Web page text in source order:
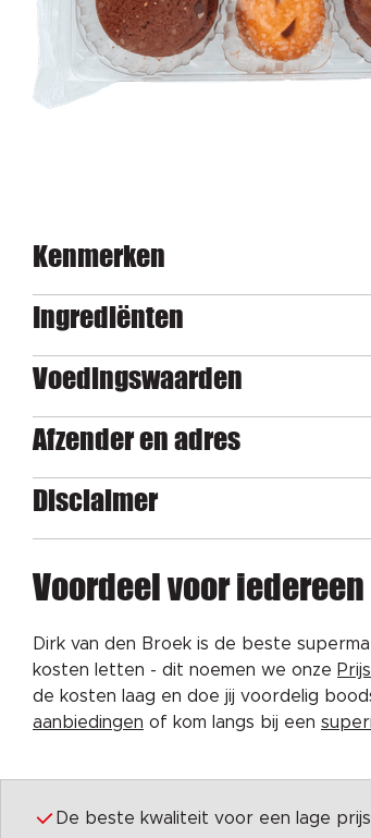
Kenmerken
Ingrediënten
Voedingswaarden
Afzender en adres
Disclaimer
Voordeel voor iedereen
Dirk van den Broek is de beste
kosten letten - dit noemen we onze
de kosten laag en doe jij voordelig
aanbiedingen of kom langs bij een
De beste kwaliteit voor een lage prijs